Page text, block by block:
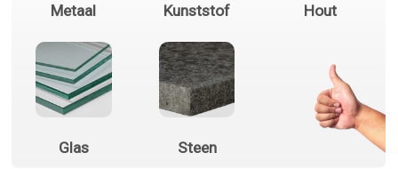
Metaal Kunststof Hout
Glas Steen